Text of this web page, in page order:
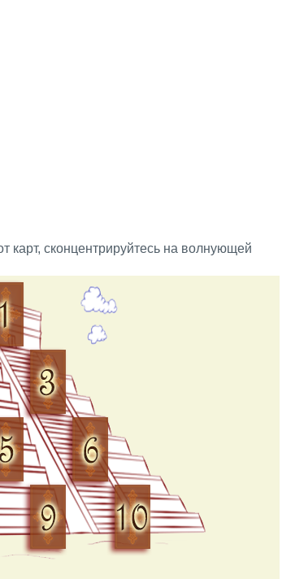
карт, сконцентрируйтесь на волнующей